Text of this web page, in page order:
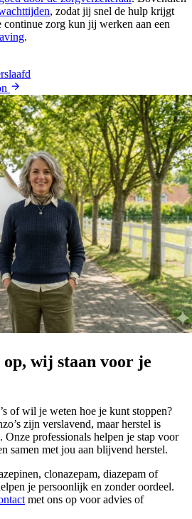
, zodat jij snel de hulp krijgt
zorg kun jij werken aan een
.
op, wij staan voor je
of wil je weten hoe je kunt stoppen?
zijn verslavend, maar herstel is
professionals helpen je stap voor
samen met jou aan blijvend herstel.
clonazepam, diazepam of
je persoonlijk en zonder oordeel.
met ons op voor advies of